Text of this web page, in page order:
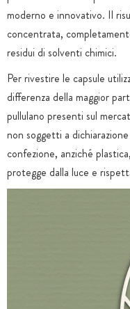
moderno e innovativo. Il
concentrata,
residui di solventi chimici.
Per rivestire le capsule
differenza della maggior
pullulano presenti sul
non soggetti a
confezione, anziché
protegge dalla luce e